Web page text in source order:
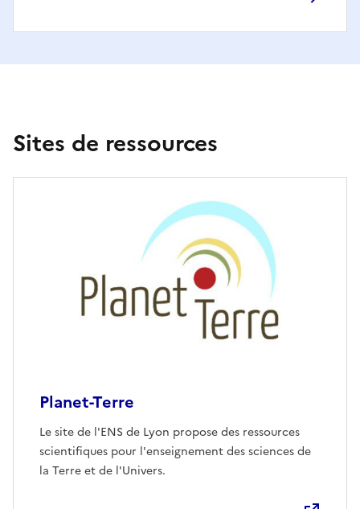
Sites de ressources
Planet-Terre
Le site de l'ENS de Lyon propose des ressources
scientifiques pour l'enseignement des sciences de
la Terre et de l'Univers.